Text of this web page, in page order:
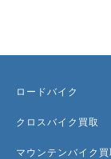
ロードバイク
クロスバイク買取
マウンテンバイク買